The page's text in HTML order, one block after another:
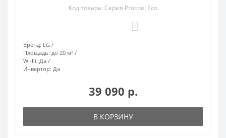
Код товара: Серия Procool Eco
Бренд: LG
Площадь: до 20 м²
Wi-Fi: Да
Инвертор: Да
39 090 р.
В КОРЗИНУ